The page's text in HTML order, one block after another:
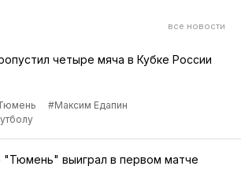
все новости
четыре мяча в Кубке России
#Максим Едапин
"Тюмень" выиграл в первом матче